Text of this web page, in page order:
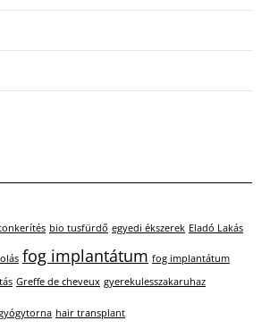
bio tusfürdő egyedi ékszerek Eladó Lakás
fog implantátum fog implantátum
Greffe de cheveux gyerekulesszakaruhaz
hair transplant